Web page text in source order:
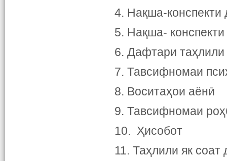
4. Нақша-конспекти
5. Нақша-
6. Дафтари
7. Тавсифномаи
8. Воситаҳои аёнӣ
9. Тавсифномаи
10. Ҳисобот
11. Таҳлили як соат